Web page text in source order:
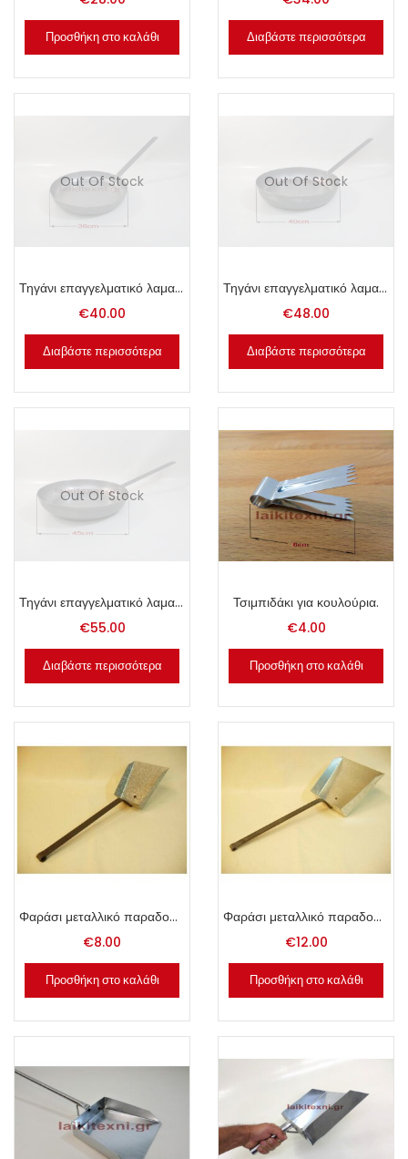
Προσθήκη στο καλάθι Διαβάστε περισσότερα
Out Of Stock
Τηγάνι επαγγελματικό λαμαρίνας 36cm.
€40.00
Διαβάστε περισσότερα
Out Of Stock
Τηγάνι επαγγελματικό λαμαρίνας 40cm.
€48.00
Διαβάστε περισσότερα
Out Of Stock
Τηγάνι επαγγελματικό λαμαρίνας 45cm.
€55.00
Διαβάστε περισσότερα
Τσιμπιδάκι για κουλούρια.
€4.00
Προσθήκη στο καλάθι
Φαράσι μεταλλικό παραδοσιακό 17 x 15cm.
€8.00
Προσθήκη στο καλάθι
Φαράσι μεταλλικό παραδοσιακό 21 x 21cm.
€12.00
Προσθήκη στο καλάθι